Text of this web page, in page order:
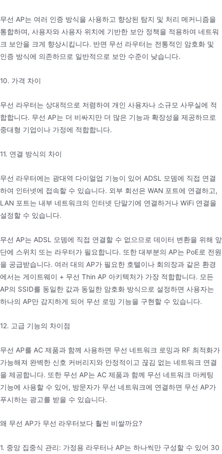
무선 AP는 여러 인증 방식을 사용하고 향상된 탐지 및 처리 메커니즘을
통합하며, 사용자와 사용자 위치에 기반한 보안 정책을 적용하여 네트워
크 보안을 크게 향상시킵니다. 반면 무선 라우터는 전통적인 암호화 및
인증 방식에 의존하므로 일반적으로 보안 수준이 낮습니다.
10. 가격 차이
무선 라우터는 상대적으로 저렴하여 개인 사용자나 소규모 사무실에 적
합합니다. 무선 AP는 더 비싸지만 더 많은 기능과 확장성을 제공하므로
중대형 기업이나 가정에 적합합니다.
11. 연결 방식의 차이
무선 라우터에는 광대역 다이얼업 기능이 있어 ADSL 모뎀에 직접 연결
하여 인터넷에 접속할 수 있습니다. 외부 회선은 WAN 포트에 연결하고,
LAN 포트는 내부 네트워크의 인터넷 단말기에 연결하거나 WiFi 연결을
설정할 수 있습니다.
무선 AP는 ADSL 모뎀에 직접 연결할 수 없으므로 데이터 변환을 위해 앞
단에 스위치 또는 라우터가 필요합니다. 또한 대부분의 AP는 PoE로 전원
을 공급받습니다. 여러 대의 AP가 필요한 호텔이나 회의장과 같은 환경
에서는 게이트웨이 + 무선 Thin AP 아키텍처가 가장 적합합니다. 모든
AP의 SSID를 동일한 값과 동일한 암호화 방식으로 설정하면 사용자는
하나의 AP만 감지하게 되어 무선 로밍 기능을 구현할 수 있습니다.
12. 고급 기능의 차이점
무선 AP를 AC 제품과 함께 사용하면 무선 네트워크 로밍과 RF 최적화가
가능해져 완벽한 신호 커버리지와 안정적이고 끊김 없는 네트워크 연결
을 제공합니다. 또한 무선 AP는 AC 제품과 함께 무선 네트워크 마케팅
기능에 사용할 수 있어, 방문자가 무선 네트워크에 연결하면 무선 AP가
푸시하는 광고를 받을 수 있습니다.
왜 무선 AP가 무선 라우터보다 훨씬 비쌀까요?
1. 중앙 집중식 관리: 가정용 라우터나 AP는 하나씩만 구성할 수 있어 30